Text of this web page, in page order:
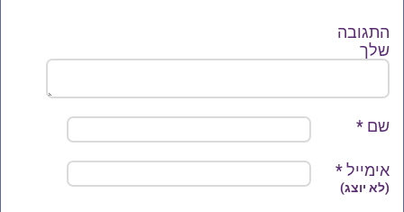
התגובה
שלך
שם *
אימייל*
(לא יוצג)